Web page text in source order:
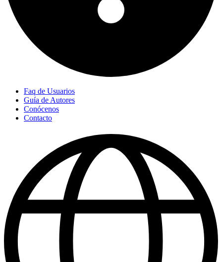
Faq de Usuarios
Guía de Autores
Conócenos
Contacto